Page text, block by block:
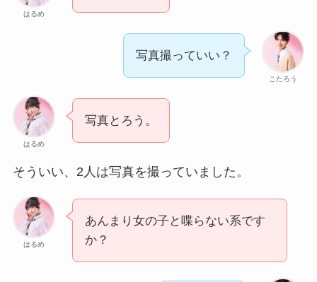
はるめ
こたろう
写真撮っていい？
はるめ
写真とろう。
そういい、2人は写真を撮っていました。
はるめ
あんまり女の子と喋らない系です
か？